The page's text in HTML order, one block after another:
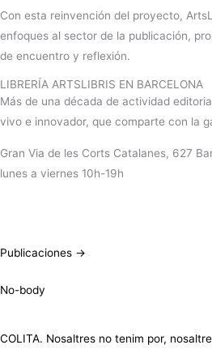
Con esta reinvención del proyecto,
enfoques al sector de la publicación,
de encuentro y reflexión.
LIBRERÍA ARTSLIBRIS EN BARCELONA
Más de una década de actividad
vivo e innovador, que comparte con la
Gran Via de les Corts Catalanes, 627
lunes a viernes 10h-19h
Publicaciones →
No-body
COLITA. Nosaltres no tenim por,